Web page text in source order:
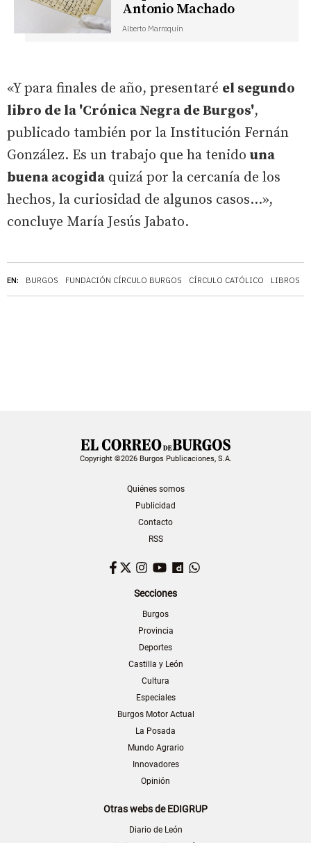
EN: BURGOS FUNDACIÓN CÍRCULO BURGOS CÍRCULO CATÓLICO LIBROS
Antonio Machado
Alberto Marroquín
«Y para finales de año, presentaré el segundo
libro de la 'Crónica Negra de Burgos',
publicado también por la Institución Fernán
González. Es un trabajo que ha tenido una
buena acogida quizá por la cercanía de los
hechos, la curiosidad de algunos casos...»,
concluye María Jesús Jabato.
Copyright ©2026 Burgos Publicaciones, S.A.
Quiénes somos
Publicidad
Contacto
RSS
Facebook
TwitterInstagram
YouTubeDailymotion
Secciones
Burgos
Provincia
Deportes
Castilla y León
Cultura
Especiales
Burgos Motor Actual
La Posada
Mundo Agrario
Innovadores
Opinión
Otras webs de EDIGRUP
Diario de León